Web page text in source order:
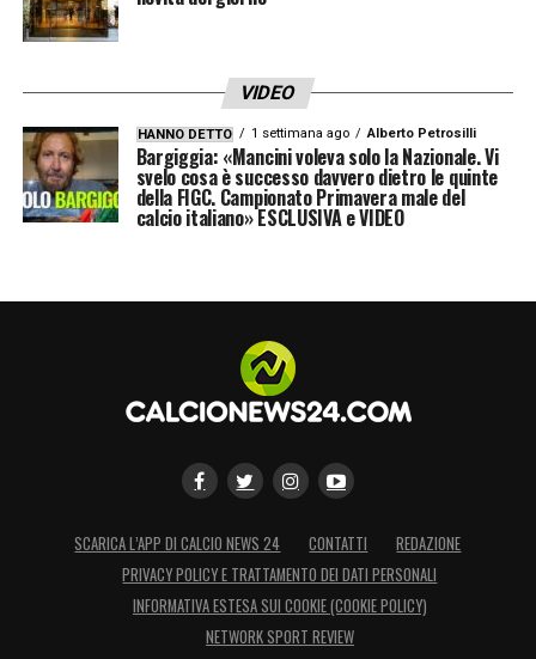
VIDEO
HANNO DETTO 1 settimana ago Alberto Petrosilli
Bargiggia: «Mancini voleva solo la Nazionale. Vi
svelo cosa è successo davvero dietro le quinte
della FIGC. Campionato Primavera male del
calcio italiano» ESCLUSIVA e VIDEO
SCARICA L’APP DI CALCIO NEWS 24 CONTATTI
REDAZIONE
PRIVACY POLICY E TRATTAMENTO DEI DATI PERSONALI
INFORMATIVA ESTESA SUI COOKIE (COOKIE POLICY)
NETWORK SPORT REVIEW